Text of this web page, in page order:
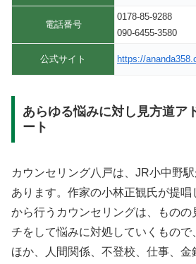
電話番号
0178-85-9288
090-6455-3580
公式サイト https://
あらゆる悩みに対し見方道ア
ート
カウンセリング八戸は、JR小中野
あります。作家の小林正観氏が提
から行うカウンセリングは、ものの
チをして悩みに対処していくもの
ほか、人間関係、不登校、仕事、